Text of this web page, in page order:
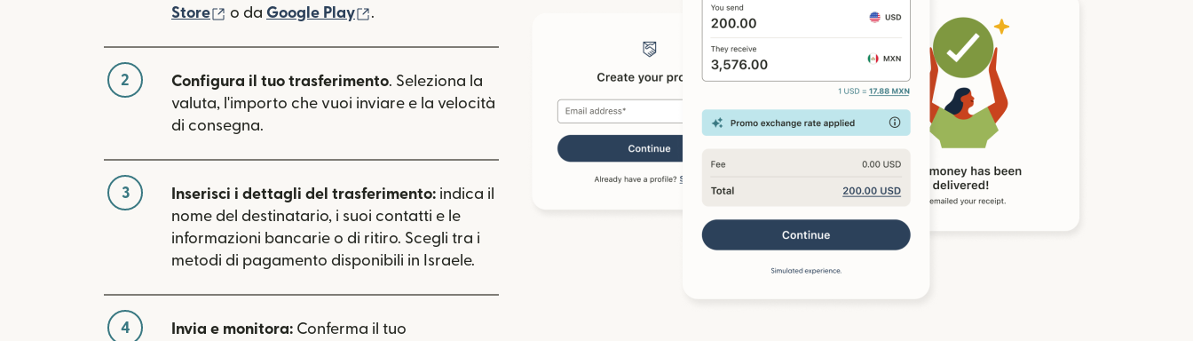
Store
(si apre in una nuova finestra)
o da Google Play .
2 Configura il tuo trasferimento. Seleziona la
valuta, l'importo che vuoi inviare e la velocità
di consegna.
3 Inserisci i dettagli del trasferimento: indica il
nome del destinatario, i suoi contatti e le
informazioni bancarie o di ritiro. Scegli tra i
metodi di pagamento disponibili in Israele.
4 Invia e monitora: Conferma il tuo